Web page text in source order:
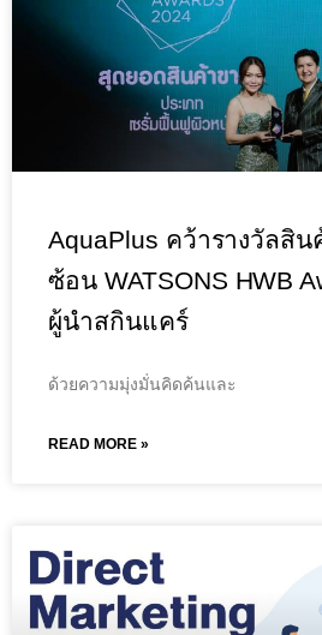
AquaPlus คว้ารางวัลสิ
ซ้อน WATSONS HWB
ผู้นำสกินแคร์
ด้วยความมุ่งมั่นคิดค้นและ
READ MORE »